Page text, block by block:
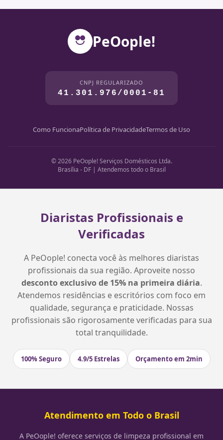
PeOople!
CNPJ REGULARIZADO
41.301.976/0001-81
Como FuncionaPolítica de PrivacidadeTermos de Uso
© 2026 PeOople! Serviços Domésticos Ltda.
Brasília - DF | Atendemos todo o Brasil
Diaristas Profissionais e
Verificadas
A PeOople! conecta você às melhores diaristas
profissionais da sua região. Aproveite nosso
desconto exclusivo de 15% na primeira diária.
Atendemos residências e escritórios com foco em
qualidade, segurança e praticidade. Nossas
profissionais são rigorosamente verificadas para sua
total tranquilidade.
100% Seguro 4.9/5 Estrelas Orçamento em 2min
Atendimento em Todo o Brasil
A PeOople! oferece serviços de limpeza profissional em